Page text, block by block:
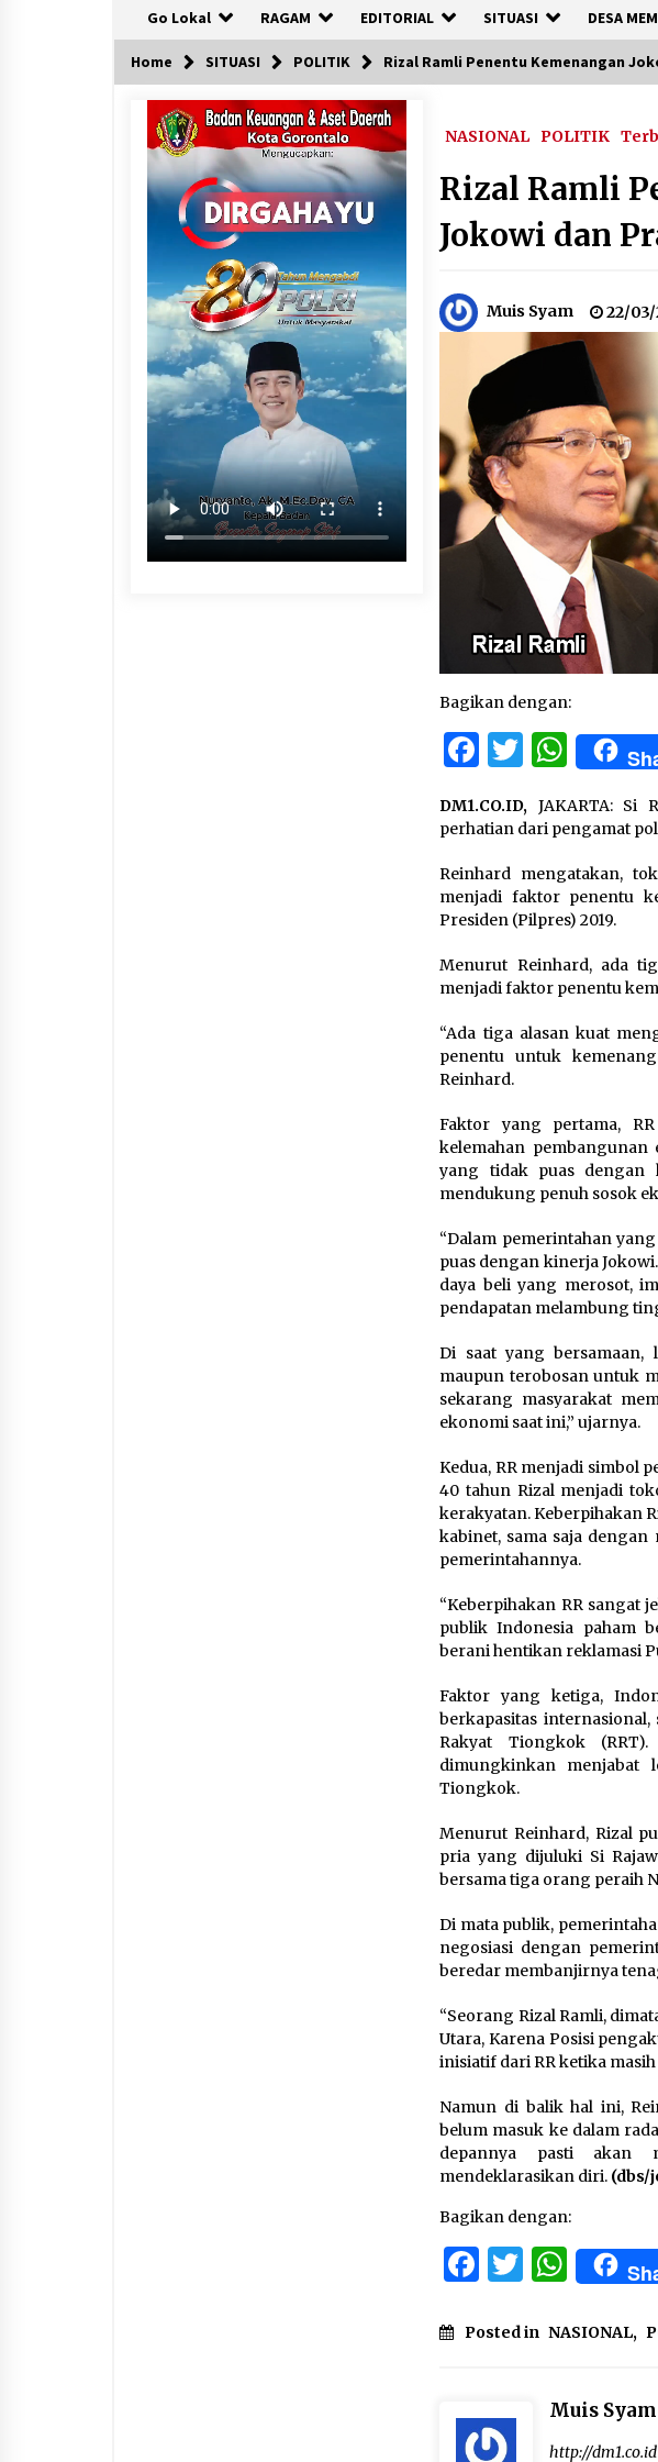
Go Lokal RAGAM EDITORIAL SITUASI DESA
Home SITUASI POLITIK Rizal Ramli Penentu Kemenangan
NASIONAL POLITIK
Rizal Ramli
Jokowi dan
Muis Syam 22/03/
Bagikan dengan:
Facebook
Twitter
DM1.CO.ID, JAKARTA: Si
perhatian dari pengamat
Reinhard mengatakan,
menjadi faktor penentu
Presiden (Pilpres) 2019.
Menurut Reinhard, ada
menjadi faktor penentu
“Ada tiga alasan kuat
penentu untuk
Reinhard.
Faktor yang pertama,
kelemahan
yang tidak puas dengan
mendukung penuh sosok
“Dalam pemerintahan
puas dengan kinerja
daya beli yang merosot,
pendapatan melambung
Di saat yang bersamaan,
maupun terobosan untuk
sekarang masyarakat
ekonomi saat ini,” ujarnya.
Kedua, RR menjadi simbol
40 tahun Rizal menjadi
kerakyatan. Keberpihakan
kabinet, sama saja
pemerintahannya.
“Keberpihakan RR sangat
publik Indonesia paham
berani hentikan reklamasi
Faktor yang ketiga,
berkapasitas
Rakyat Tiongkok
dimungkinkan menjabat
Tiongkok.
Menurut Reinhard, Rizal
pria yang dijuluki Si
bersama tiga orang peraih
Di mata publik,
negosiasi dengan
beredar membanjirnya
“Seorang Rizal Ramli,
Utara, Karena Posisi
inisiatif dari RR ketika
Namun di balik hal ini,
belum masuk ke dalam
depannya pasti akan
mendeklarasikan diri. (dbs/
Bagikan dengan:
Facebook
Twitter
Posted in NASIONAL,
Muis Syam
http://dm1.co.id